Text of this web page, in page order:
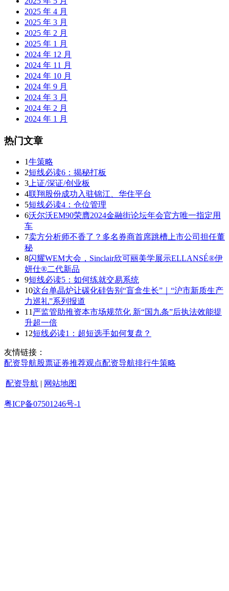
2025 年 4 月
2025 年 3 月
2025 年 2 月
2025 年 1 月
2024 年 12 月
2024 年 11 月
2024 年 10 月
2024 年 9 月
2024 年 3 月
2024 年 2 月
2024 年 1 月
热门文章
1牛策略
2短线必读6：揭秘打板
3 上证/深证/创业板
4联翔股份成功入驻锦江、华住平台
5短线必读4：仓位管理
6沃尔沃EM90荣膺2024金融街论坛年会官方唯一指定用
车
7卖方分析师不香了？多名券商首席跳槽上市公司担任董
秘
8闪耀WEM大会，Sinclair欣可丽美学展示ELLANSÉ®伊
妍仕®二代新品
9短线必读5：如何练就交易系统
10这台单晶炉让碳化硅告别“盲盒生长”｜“沪市新质生产
力巡礼”系列报道
11 严监管助推资本市场规范化 新“国九条”后执法效能提
升超一倍
12短线必读1：超短选手如何复盘？
友情链接：
配资导航股票证券推荐观点配资导航排行牛策略
配资导航 | 网站地图
粤ICP备07501246号-1